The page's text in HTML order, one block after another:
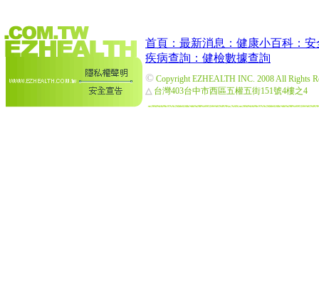
首頁： 最新消息： 健康小百科： 安
疾病查詢： 健檢數據查詢
© Copyright EZHEALTH INC. 2008 All Rights
△ 台灣403台中市西區五權五街151號4樓之4